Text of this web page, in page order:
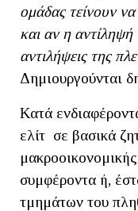
ομάδας τείνουν
και αν η αντίληψή
αντιλήψεις της
Δημιουργούνται
Κατά
ελίτ σε βασικά
συμφέροντα ή,
τμημάτων του